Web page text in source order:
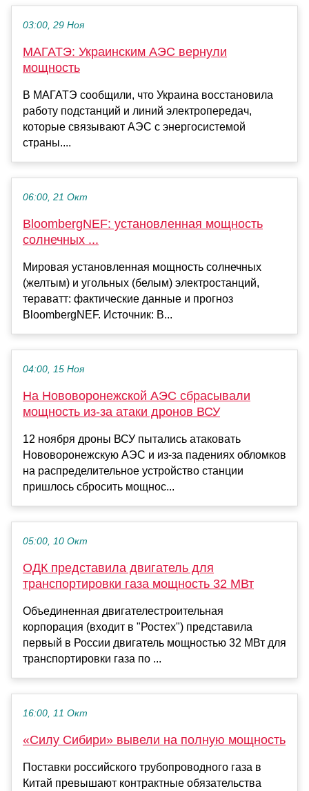
03:00, 29 Ноя
МАГАТЭ: Украинским АЭС вернули
мощность
В МАГАТЭ сообщили, что Украина восстановила
работу подстанций и линий электропередач,
которые связывают АЭС с энергосистемой
страны....
06:00, 21 Окт
BloombergNEF: установленная мощность
солнечных ...
Мировая установленная мощность солнечных
(желтым) и угольных (белым) электростанций,
тераватт: фактические данные и прогноз
BloombergNEF. Источник: B...
04:00, 15 Ноя
На Нововоронежской АЭС сбрасывали
мощность из-за атаки дронов ВСУ
12 ноября дроны ВСУ пытались атаковать
Нововоронежскую АЭС и из-за падениях обломков
на распределительное устройство станции
пришлось сбросить мощнос...
05:00, 10 Окт
ОДК представила двигатель для
транспортировки газа мощность 32 МВт
Объединенная двигателестроительная
корпорация (входит в "Ростех") представила
первый в России двигатель мощностью 32 МВт для
транспортировки газа по ...
16:00, 11 Окт
«Силу Сибири» вывели на полную мощность
Поставки российского трубопроводного газа в
Китай превышают контрактные обязательства